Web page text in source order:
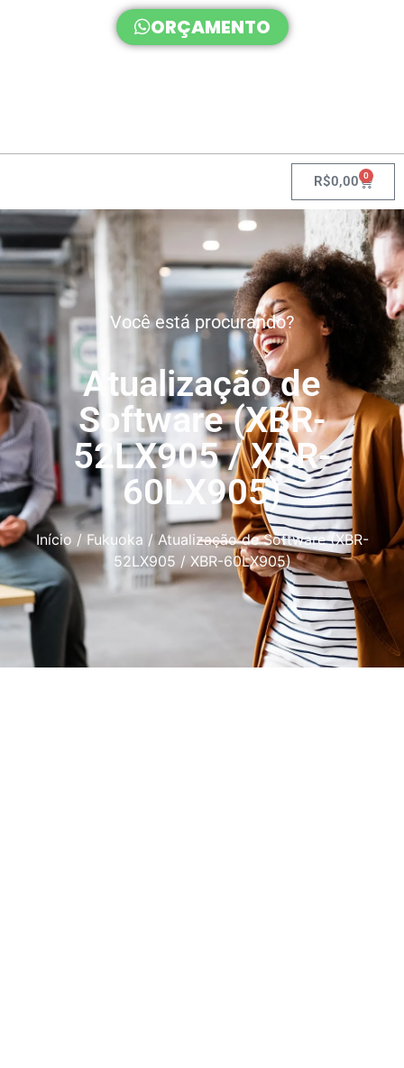
ORÇAMENTO
R$0,00 0
Você está procurando?
Atualização de
Software (XBR-
52LX905 / XBR-
60LX905)
Início / Fukuoka / Atualização de Software (XBR-
52LX905 / XBR-60LX905)